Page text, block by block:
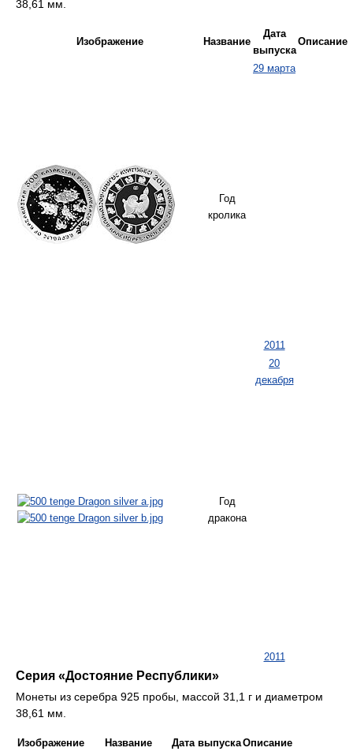
38,61 мм.
Изображение Название
Дата
выпуска
Описание
Год
кролика
29 марта
2011
Год
дракона
20
декабря
2011
Серия «Достояние Республики»
Монеты из серебра 925 пробы, массой 31,1 г и диаметром
38,61 мм.
Изображение Название Дата выпускаОписание